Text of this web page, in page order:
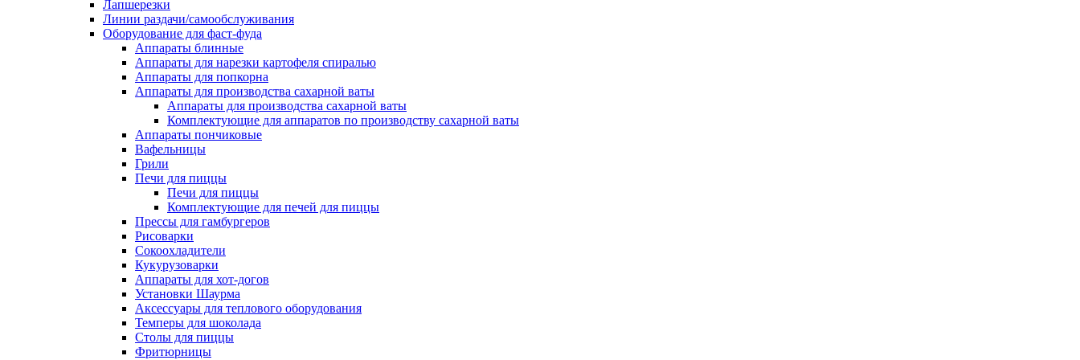
Лапшерезки
Линии раздачи/самообслуживания
Оборудование для фаст-фуда
Аппараты блинные
Аппараты для нарезки картофеля спиралью
Аппараты для попкорна
Аппараты для производства сахарной ваты
Аппараты для производства сахарной ваты
Комплектующие для аппаратов по производству сахарной ваты
Аппараты пончиковые
Вафельницы
Грили
Печи для пиццы
Печи для пиццы
Комплектующие для печей для пиццы
Прессы для гамбургеров
Рисоварки
Сокоохладители
Кукурузоварки
Аппараты для хот-догов
Установки Шаурма
Аксессуары для теплового оборудования
Темперы для шоколада
Столы для пиццы
Фритюрницы